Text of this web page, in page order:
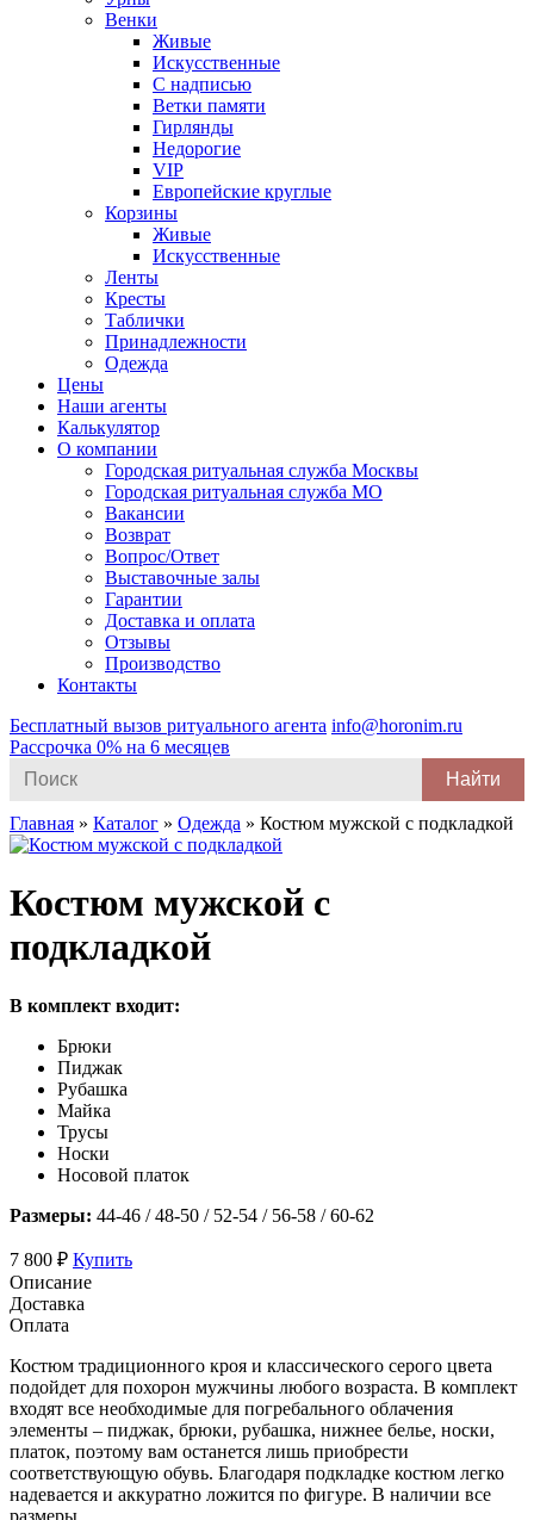
Венки
Живые
Искусственные
С надписью
Ветки памяти
Гирлянды
Недорогие
VIP
Европейские круглые
Корзины
Живые
Искусственные
Ленты
Кресты
Таблички
Принадлежности
Одежда
Цены
Наши агенты
Калькулятор
О компании
Городская ритуальная служба Москвы
Городская ритуальная служба МО
Вакансии
Возврат
Вопрос/Ответ
Выставочные залы
Гарантии
Доставка и оплата
Отзывы
Производство
Контакты
Бесплатный вызов ритуального агента info@horonim.ru
Рассрочка 0% на 6 месяцев
for:
Главная » Каталог » Одежда » Костюм мужской с подкладкой
Костюм мужской с
подкладкой
В комплект входит:
Брюки
Пиджак
Рубашка
Майка
Трусы
Носки
Носовой платок
Размеры: 44-46 / 48-50 / 52-54 / 56-58 / 60-62
7 800 ₽ Купить
Описание
Доставка
Оплата
Костюм традиционного кроя и классического серого цвета
подойдет для похорон мужчины любого возраста. В комплект
входят все необходимые для погребального облачения
элементы – пиджак, брюки, рубашка, нижнее белье, носки,
платок, поэтому вам останется лишь приобрести
соответствующую обувь. Благодаря подкладке костюм легко
надевается и аккуратно ложится по фигуре. В наличии все
размеры.